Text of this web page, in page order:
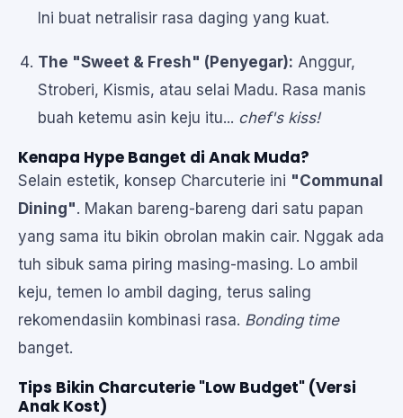
Ini buat netralisir rasa daging yang kuat.
The "Sweet & Fresh" (Penyegar): Anggur,
Stroberi, Kismis, atau selai Madu. Rasa manis
buah ketemu asin keju itu... chef's kiss!
Kenapa Hype Banget di Anak Muda?
Selain estetik, konsep Charcuterie ini "Communal
Dining". Makan bareng-bareng dari satu papan
yang sama itu bikin obrolan makin cair. Nggak ada
tuh sibuk sama piring masing-masing. Lo ambil
keju, temen lo ambil daging, terus saling
rekomendasiin kombinasi rasa. Bonding time
banget.
Tips Bikin Charcuterie "Low Budget" (Versi
Anak Kost)